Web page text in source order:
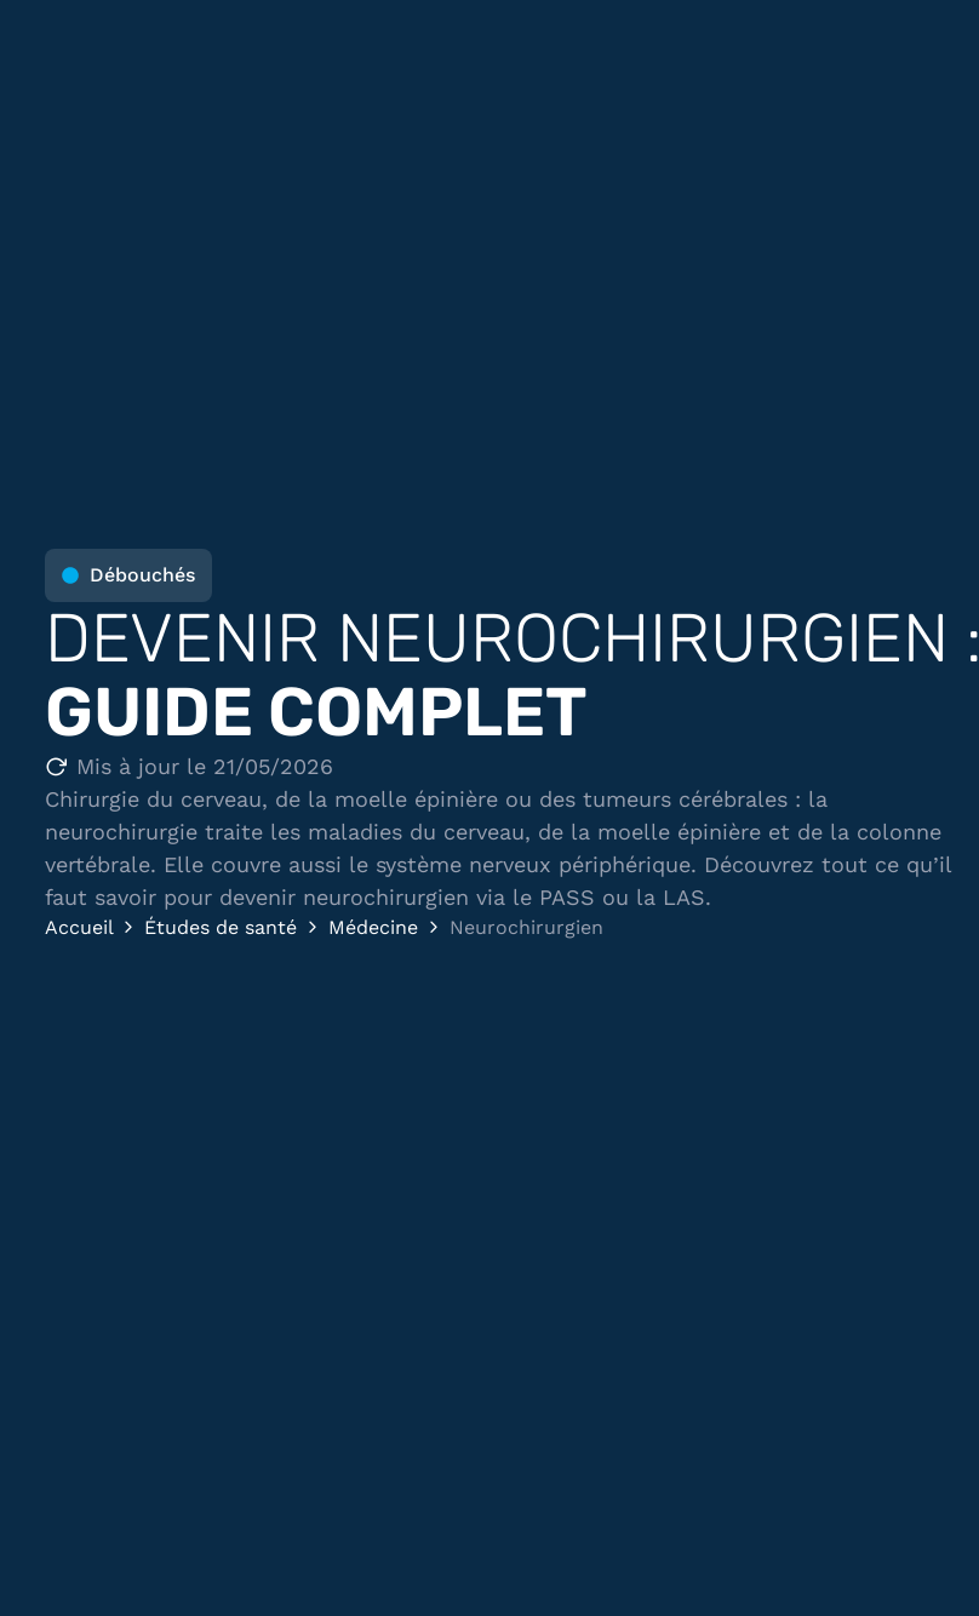
Débouchés
DEVENIR NEUROCHIRURGIEN :
GUIDE COMPLET
Mis à jour le 21/05/2026
Chirurgie du cerveau, de la moelle épinière ou des tumeurs cérébrales : la
neurochirurgie traite les maladies du cerveau, de la moelle épinière et de la colonne
vertébrale. Elle couvre aussi le système nerveux périphérique. Découvrez tout ce qu’il
faut savoir pour devenir neurochirurgien via le PASS ou la LAS.
Accueil Études de santé Médecine Neurochirurgien